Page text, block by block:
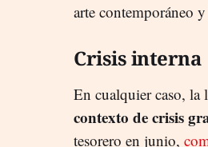
arte contemporáneo
Crisis interna
En cualquier caso, la
contexto de crisis
tesorero en junio,